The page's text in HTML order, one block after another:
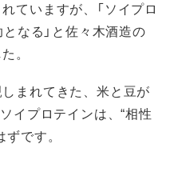
ていますが、「ソイプロ
なる」と佐々木酒造の
。
まれてきた、米と豆が
イプロテインは、“相性
です。